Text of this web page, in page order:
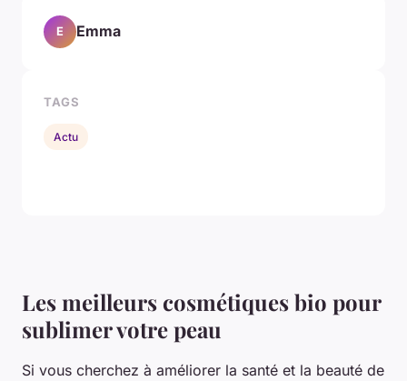
Les meilleurs cosmétiques bio pour
sublimer votre peau
Si vous cherchez à améliorer la santé et la beauté de
E Emma
TAGS
Actu